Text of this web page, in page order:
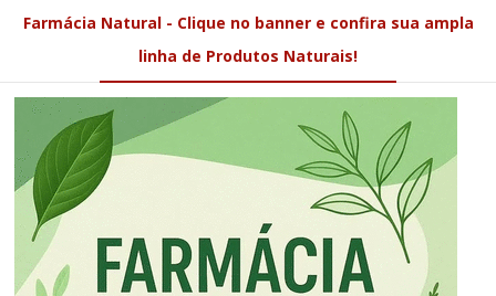
Farmácia Natural - Clique no banner e confira sua ampla
linha de Produtos Naturais!